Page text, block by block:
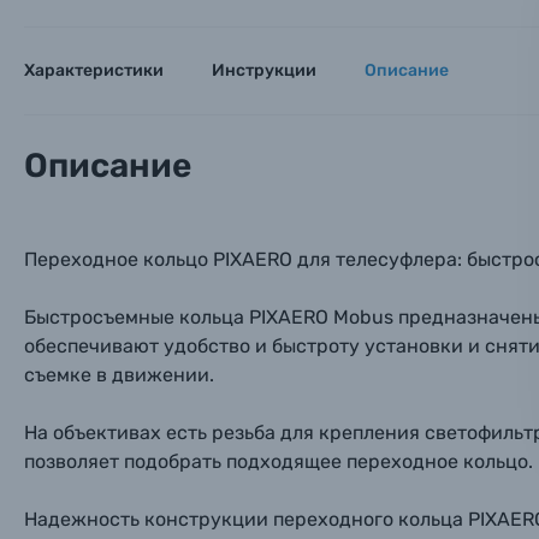
Электроника
Материалы
Осветительное оборудование
Фоторамки
Фотоальбомы
Книги о фотографии, альбомы известных
Вами с
Характеристики Инструкции Описание
Описание
Переходное кольцо PIXAERO для телесуфлера:
Быстросъемные кольца PIXAERO Mobus
обеспечивают удобство и быстроту установки и
съемке в движении.
На объективах есть резьба для крепления
позволяет подобрать подходящее переходное кольцо.
Надежность конструкции переходного кольца